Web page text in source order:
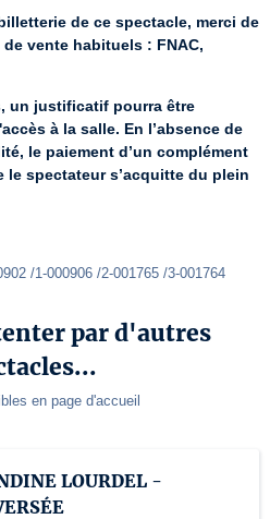
de ce spectacle, merci de
vente habituels : FNAC,
un justificatif pourra être
à la salle. En l’absence de
le paiement d’un complément
le spectateur s’acquitte du plein
/1-000906 /2-001765 /3-001764
par d'autres
en page d'accueil
LOURDEL -